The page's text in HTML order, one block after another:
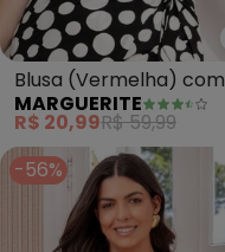
Blusa (Vermelha) com
Detalhe de Nó
MARGUERITE
R$ 20,99R$ 59,99
-56%